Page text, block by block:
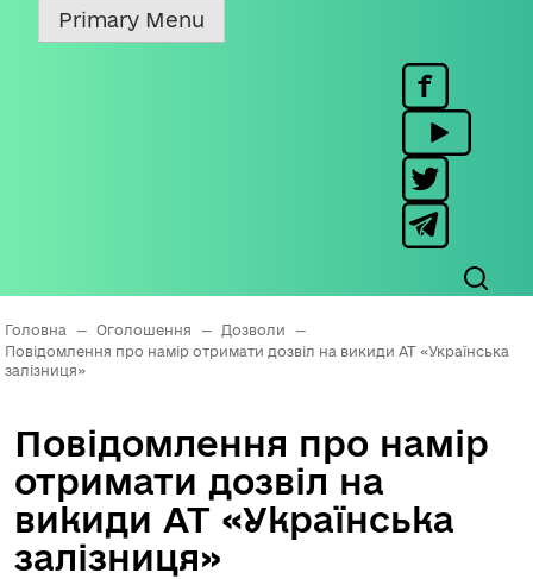
Primary Menu
Головна — Оголошення — Дозволи
—
Повідомлення про намір отримати дозвіл на викиди АТ «Українська
залізниця»
Повідомлення про намір
отримати дозвіл на
викиди АТ «Українська
залізниця»